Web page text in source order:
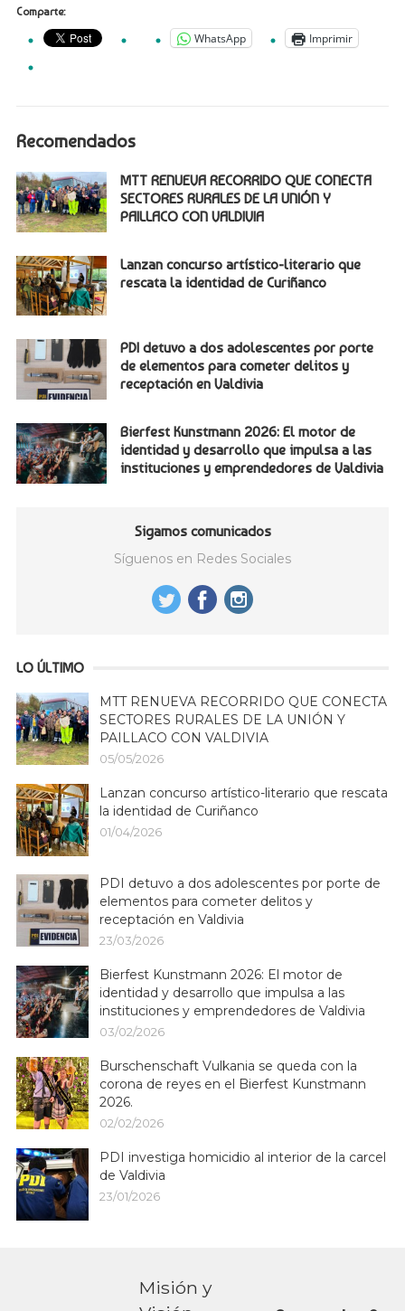
Comparte:
WhatsApp Imprimir
Recomendados
MTT RENUEVA RECORRIDO QUE CONECTA
SECTORES RURALES DE LA UNIÓN Y
PAILLACO CON VALDIVIA
Lanzan concurso artístico-literario que
rescata la identidad de Curiñanco
PDI detuvo a dos adolescentes por porte
de elementos para cometer delitos y
receptación en Valdivia
Bierfest Kunstmann 2026: El motor de
identidad y desarrollo que impulsa a las
instituciones y emprendedores de Valdivia
Sigamos comunicados
Síguenos en Redes Sociales
LO ÚLTIMO
MTT RENUEVA RECORRIDO QUE CONECTA
SECTORES RURALES DE LA UNIÓN Y
PAILLACO CON VALDIVIA
05/05/2026
Lanzan concurso artístico-literario que rescata
la identidad de Curiñanco
01/04/2026
PDI detuvo a dos adolescentes por porte de
elementos para cometer delitos y
receptación en Valdivia
23/03/2026
Bierfest Kunstmann 2026: El motor de
identidad y desarrollo que impulsa a las
instituciones y emprendedores de Valdivia
03/02/2026
Burschenschaft Vulkania se queda con la
corona de reyes en el Bierfest Kunstmann
2026.
02/02/2026
PDI investiga homicidio al interior de la carcel
de Valdivia
23/01/2026
Misión y